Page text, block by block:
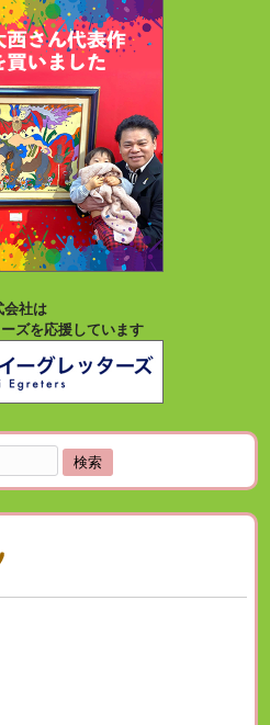
会社は
ズを応援しています